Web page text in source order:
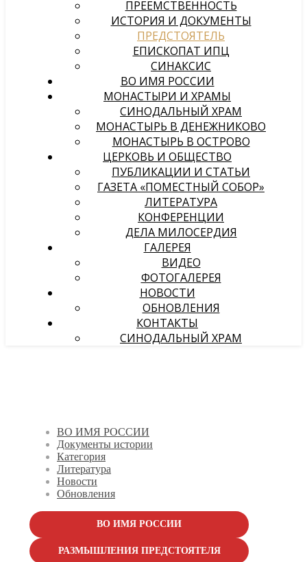
ПРЕЕМСТВЕННОСТЬ
ИСТОРИЯ И ДОКУМЕНТЫ
ПРЕДСТОЯТЕЛЬ
ЕПИСКОПАТ ИПЦ
СИНАКСИС
ВО ИМЯ РОССИИ
МОНАСТЫРИ И ХРАМЫ
СИНОДАЛЬНЫЙ ХРАМ
МОНАСТЫРЬ В ДЕНЕЖНИКОВО
МОНАСТЫРЬ В ОСТРОВО
ЦЕРКОВЬ И ОБЩЕСТВО
ПУБЛИКАЦИИ И СТАТЬИ
ГАЗЕТА «ПОМЕСТНЫЙ СОБОР»
ЛИТЕРАТУРА
КОНФЕРЕНЦИИ
ДЕЛА МИЛОСЕРДИЯ
ГАЛЕРЕЯ
ВИДЕО
ФОТОГАЛЕРЕЯ
НОВОСТИ
ОБНОВЛЕНИЯ
КОНТАКТЫ
СИНОДАЛЬНЫЙ ХРАМ
ВО ИМЯ РОССИИ
Документы истории
Категория
Литература
Новости
Обновления
ВО ИМЯ РОССИИ
РАЗМЫШЛЕНИЯ ПРЕДСТОЯТЕЛЯ